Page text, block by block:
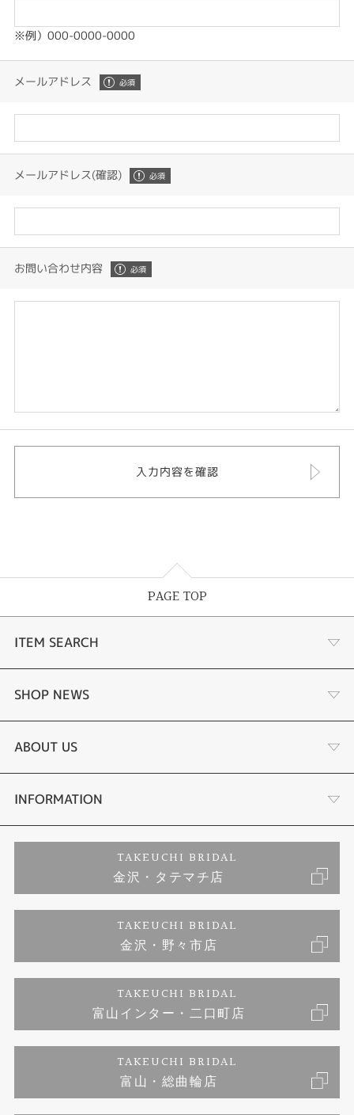
※例）000-0000-0000
メールアドレス
メールアドレス(確認)
お問い合わせ内容
PAGE TOP
ITEM SEARCH
婚約指輪
結婚指輪
セットリング
婚約ネックレス
ダイヤモンド
ジュエリーリフォーム
SHOP NEWS
選ばれる理由まとめ
お客様の声
プロポーズサポート
ブランドリスト
福井指輪工房｜手作りペアリング
福井指輪工房｜手作り結婚指輪 and 婚約指輪
福井工房｜手作り婚約指輪プロポーズプラン
ABOUT US
会社概要
お客様の声
INFORMATION
プライバシーポリシー
TAKEUCHI BRIDAL
金沢・タテマチ店
TAKEUCHI BRIDAL
金沢・野々市店
TAKEUCHI BRIDAL
富山インター・二口町店
TAKEUCHI BRIDAL
富山・総曲輪店